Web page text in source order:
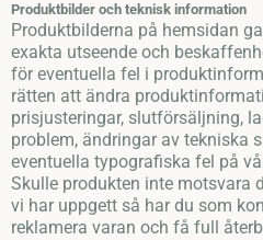
Produktbilder och teknisk information
Produktbilderna på hemsidan
exakta utseende och
för eventuella fel i
rätten att ändra
prisjusteringar, slutförsäljning,
problem, ändringar av tekniska
eventuella typografiska fel på
Skulle produkten inte motsvara
vi har uppgett så har du som
reklamera varan och få full